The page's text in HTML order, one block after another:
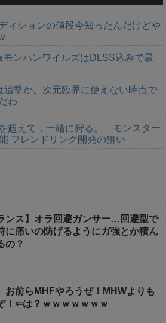
ィションの値段今知ったんだけどや
モンハンワイルズはDLSS込みで最
追撃か。次元臨界に使えない時点で
わ
超えて，一緒に狩る。「モンスター
フレンドリンク開発の狙い
ンス】オラ回避ガンサー…回避型で
に痛いの防げるようにガ強とか積ん
の？
お前らMHFやろうぜ！MHWよりも
！⇐は？ｗｗｗｗｗｗｗ